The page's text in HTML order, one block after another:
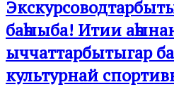
баһыыба! Итии
ыччаттарбытыгар
культурнай